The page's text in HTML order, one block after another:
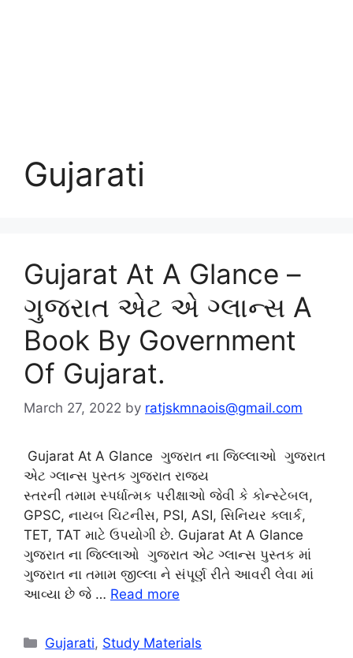
Gujarati
Gujarat At A Glance –
ગુજરાત એટ એ ગ્લાન્સ A
Book By Government
Of Gujarat.
March 27, 2022 by ratjskmnaois@gmail.com
Gujarat At A Glance ગુજરાત ના જિલ્લાઓ ગુજરાત
એટ ગ્લાન્સ પુસ્તક ગુજરાત રાજ્ય
સ્તરની તમામ સ્પર્ધાત્મક પરીક્ષાઓ જેવી કે કોન્સ્ટેબલ,
GPSC, નાયબ ચિટનીસ, PSI, ASI, સિનિયર ક્લાર્ક,
TET, TAT માટે ઉપયોગી છે. Gujarat At A Glance
ગુજરાત ના જિલ્લાઓ ગુજરાત એટ ગ્લાન્સ પુસ્તક માં
ગુજરાત ના તમામ જીલ્લા ને સંપૂર્ણ રીતે આવરી લેવા માં
આવ્યા છે જે … Read more
Categories
Gujarati, Study Materials